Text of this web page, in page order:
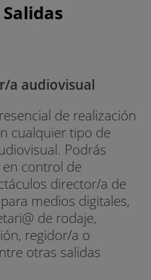
a audiovisual
de realización
cualquier tipo de
Podrás
control de
director/a de
medios digitales,
de rodaje,
regidor/a o
otras salidas